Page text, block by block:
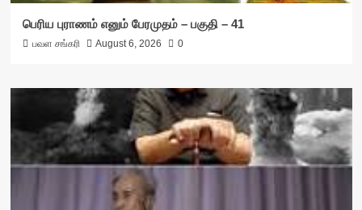
பெரிய புராணம் எனும் பேரமுதம் – பகுதி – 41
பவள சங்கரி August 6, 2026 0